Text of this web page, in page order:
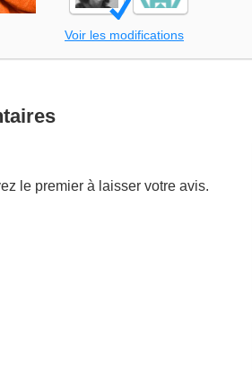
Voir les modifications
le premier à laisser votre avis.